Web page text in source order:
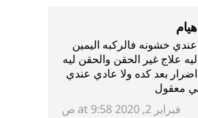
هيام
عندي خشونه فالركبه اليمين
ليه علاج غير الحقن والحقن ليه
اضرار بعد كده ولا عادي عندي
فبراير 2, 2020 at 9:58 ص